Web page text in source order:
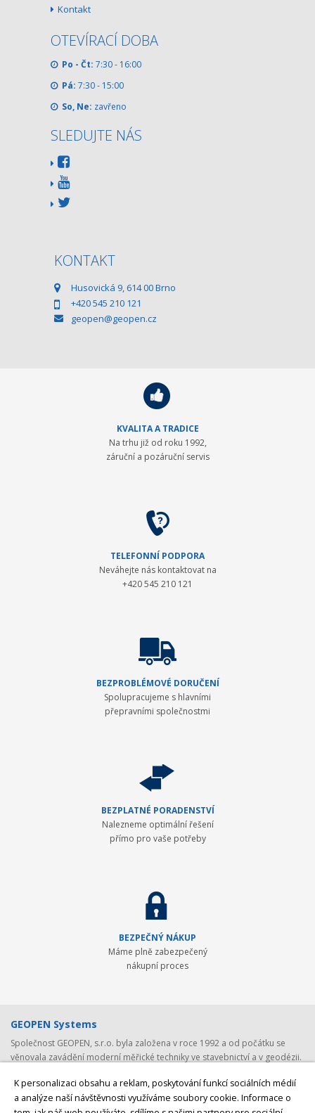
Kontakt
OTEVÍRACÍ DOBA
Po - Čt: 7:30 - 16:00
Pá: 7:30 - 15:00
So, Ne: zavřeno
SLEDUJTE NÁS
KONTAKT
Husovická 9, 614 00 Brno
+420 545 210 121
geopen@geopen.cz
K personalizaci obsahu a reklam, poskytování funkcí sociálních médií
a analýze naší návštěvnosti využíváme soubory cookie. Informace o
KVALITA A TRADICE
Na trhu již od roku 1992,
záruční a pozáruční servis
TELEFONNÍ PODPORA
Neváhejte nás kontaktovat na
+420 545 210 121
BEZPROBLÉMOVÉ DORUČENÍ
Spolupracujeme s hlavními
přepravními společnostmi
BEZPLATNÉ PORADENSTVÍ
Nalezneme optimální řešení
přímo pro vaše potřeby
BEZPEČNÝ NÁKUP
Máme plně zabezpečený
nákupní proces
GEOPEN Systems
Společnost GEOPEN, s.r.o. byla založena v roce 1992 a od počátku se
věnovala zavádění moderní měřické techniky ve stavebnictví a v geodézii.
přední japonský výrobce (nejen) geodetické techniky. Postupem času byla
nabídka rozšířena o spolehlivá laserová zařízení Laser Alignment a